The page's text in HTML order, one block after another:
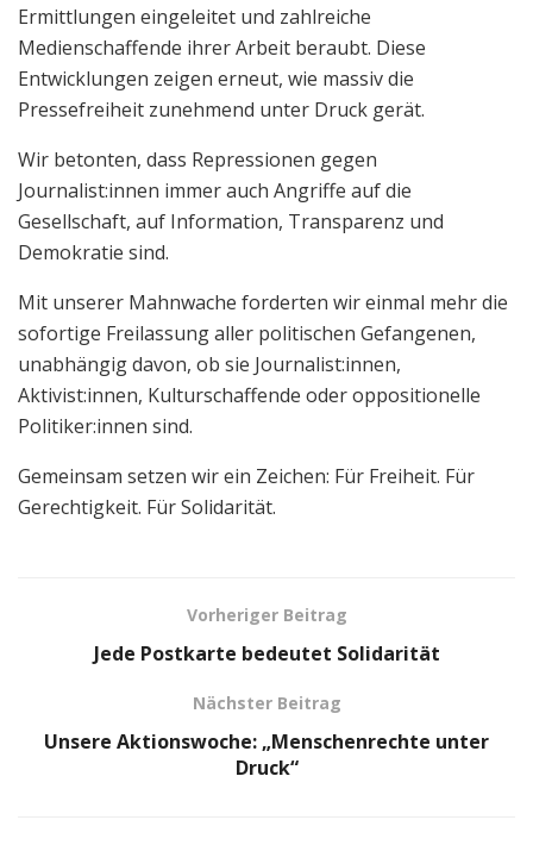
Ermittlungen eingeleitet und zahlreiche
Medienschaffende ihrer Arbeit beraubt. Diese
Entwicklungen zeigen erneut, wie massiv die
Pressefreiheit zunehmend unter Druck gerät.
Wir betonten, dass Repressionen gegen
Journalist:innen immer auch Angriffe auf die
Gesellschaft, auf Information, Transparenz und
Demokratie sind.
Mit unserer Mahnwache forderten wir einmal mehr die
sofortige Freilassung aller politischen Gefangenen,
unabhängig davon, ob sie Journalist:innen,
Aktivist:innen, Kulturschaffende oder oppositionelle
Politiker:innen sind.
Gemeinsam setzen wir ein Zeichen: Für Freiheit. Für
Gerechtigkeit. Für Solidarität.
Vorheriger Beitrag
Jede Postkarte bedeutet Solidarität
Nächster Beitrag
Unsere Aktionswoche: „Menschenrechte unter
Druck“